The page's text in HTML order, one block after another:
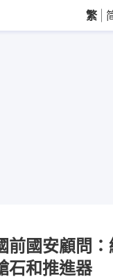
繁
前國安顧問
石和推進器